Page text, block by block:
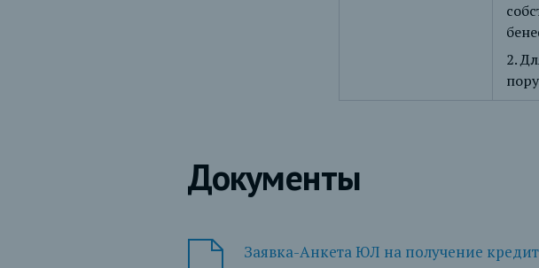
2.
Документы
Заявка-Анкета ЮЛ на получение